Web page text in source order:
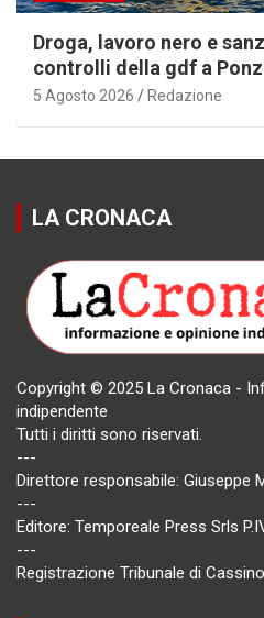
Droga, lavoro nero e
controlli della gdf a
5 Agosto 2026 Redazione
LA CRONACA
Copyright © 2025 La Cronaca -
indipendente
Tutti i diritti sono riservati.
---
Direttore responsabile: Giuseppe
---
Editore: Temporeale Press Srls
---
Registrazione Tribunale di